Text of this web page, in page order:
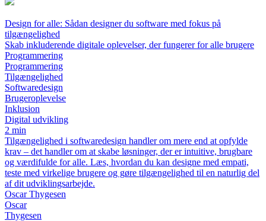
Design for alle: Sådan designer du software med fokus på
tilgængelighed
Skab inkluderende digitale oplevelser, der fungerer for alle brugere
Programmering
Programmering
Tilgængelighed
Softwaredesign
Brugeroplevelse
Inklusion
Digital udvikling
2 min
Tilgængelighed i softwaredesign handler om mere end at opfylde
krav – det handler om at skabe løsninger, der er intuitive, brugbare
og værdifulde for alle. Læs, hvordan du kan designe med empati,
teste med virkelige brugere og gøre tilgængelighed til en naturlig del
af dit udviklingsarbejde.
Oscar Thygesen
Oscar
Thygesen